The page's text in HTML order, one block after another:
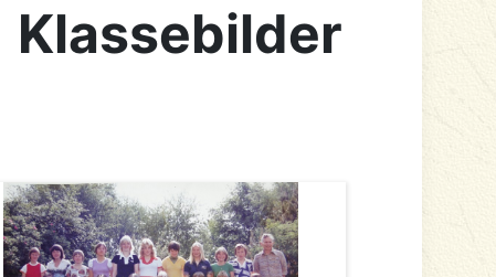
Klassebilder